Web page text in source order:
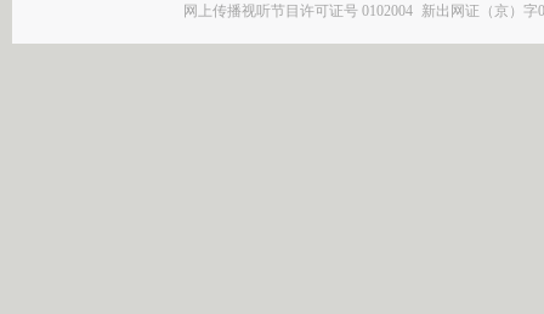
网上传播视听节目许可证号 0102004 新出网证（京）